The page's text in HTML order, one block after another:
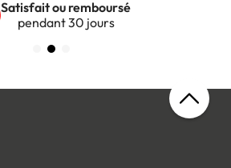
Satisfait ou remboursé
pendant 30 jours